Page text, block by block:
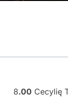
8.00 Cecylię